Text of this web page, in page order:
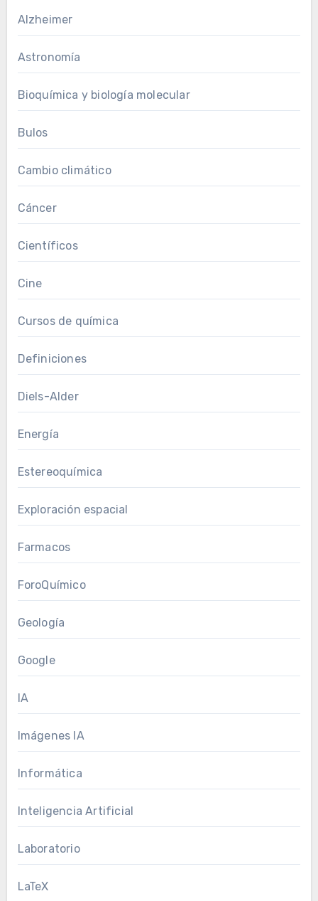
Alzheimer
Astronomía
Bioquímica y biología molecular
Bulos
Cambio climático
Cáncer
Científicos
Cine
Cursos de química
Definiciones
Diels-Alder
Energía
Estereoquímica
Exploración espacial
Farmacos
ForoQuímico
Geología
Google
IA
Imágenes IA
Informática
Inteligencia Artificial
Laboratorio
LaTeX